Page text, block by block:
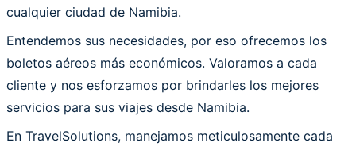
cualquier ciudad de Namibia.
Entendemos sus necesidades, por eso ofrecemos los
boletos aéreos más económicos. Valoramos a cada
cliente y nos esforzamos por brindarles los mejores
servicios para sus viajes desde Namibia.
En TravelSolutions, manejamos meticulosamente cada